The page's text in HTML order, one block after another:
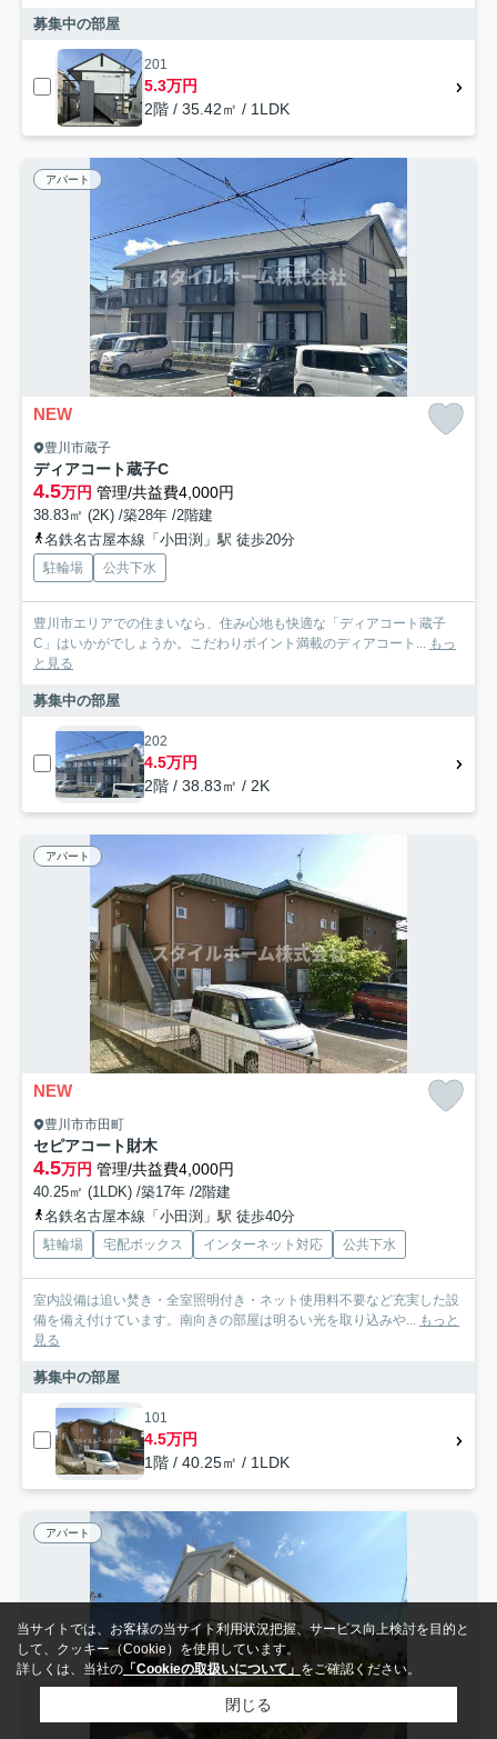
募集中の部屋
201
5.3万円
2階 / 35.42㎡ / 1LDK
アパート
NEW
豊川市蔵子
ディアコート蔵子C
4.5万円 管理/共益費4,000円
38.83㎡ (2K) /築28年 /2階建
名鉄名古屋本線「小田渕」駅 徒歩20分
駐輪場 公共下水
豊川市エリアでの住まいなら、住み心地も快適な「ディアコート蔵子
C」はいかがでしょうか。こだわりポイント満載のディアコート...
もっ
と見る
募集中の部屋
202
4.5万円
2階 / 38.83㎡ / 2K
アパート
NEW
豊川市市田町
セピアコート財木
4.5万円 管理/共益費4,000円
40.25㎡ (1LDK) /築17年 /2階建
名鉄名古屋本線「小田渕」駅 徒歩40分
駐輪場 宅配ボックス インターネット対応 公共下水
室内設備は追い焚き・全室照明付き・ネット使用料不要など充実した設
備を備え付けています。南向きの部屋は明るい光を取り込みや...
もっと
見る
募集中の部屋
101
4.5万円
1階 / 40.25㎡ / 1LDK
アパート
当サイトでは、お客様の当サイト利用状況把握、サービス向上検討を目的と
して、クッキー（Cookie）を使用しています。
詳しくは、当社の 「Cookieの取扱いについて」 をご確認ください。
閉じる